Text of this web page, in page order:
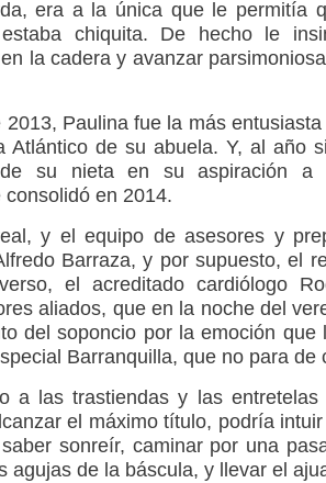
era a la única que le permitía
chiquita. De hecho le
la cadera y avanzar
2013, Paulina fue la más
Atlántico de su abuela. Y, al año
su nieta en su aspiración a
en 2014.
y el equipo de asesores y
Barraza, y por supuesto, el
el acreditado cardiólogo
aliados, que en la noche del
del soponcio por la emoción que
Barranquilla, que no para de
a las trastiendas y las
el máximo título, podría
sonreír, caminar por una
agujas de la báscula, y llevar el